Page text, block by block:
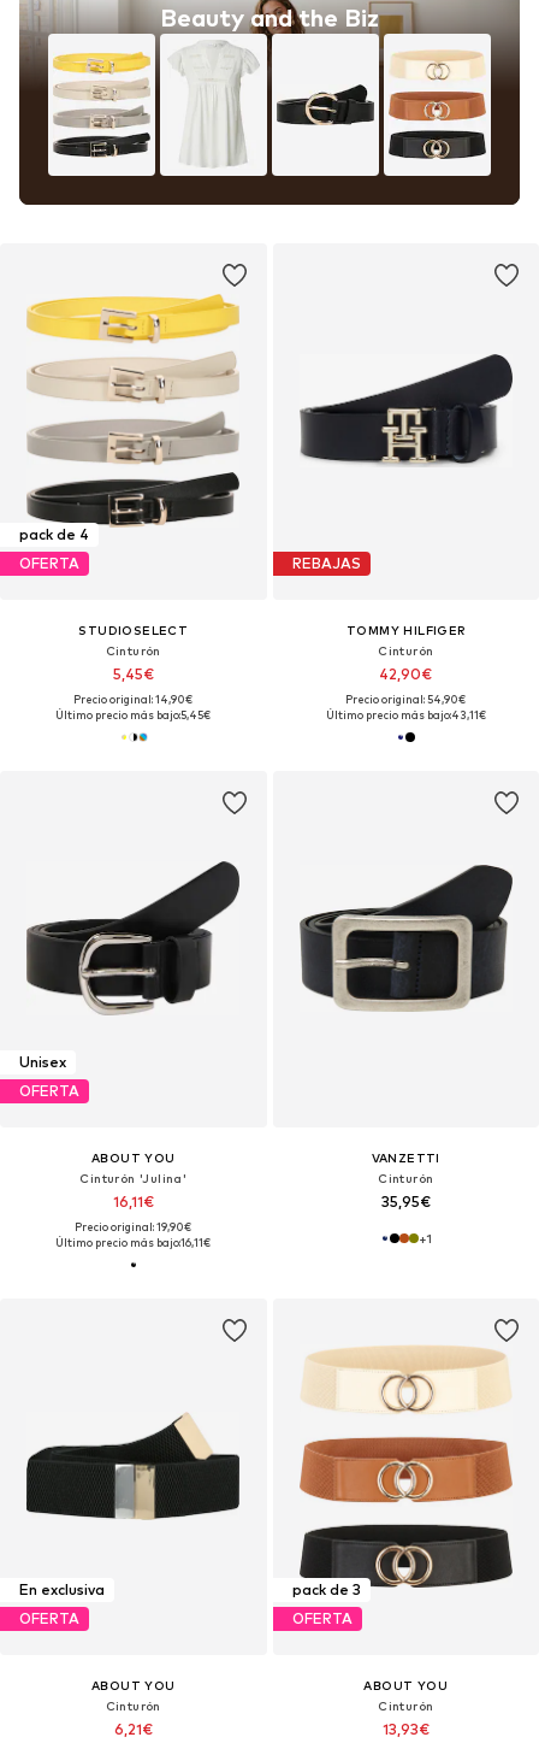
Beauty and the Biz
pack de 4
OFERTA
STUDIOSELECT
Cinturón
5,45€
Precio original: 14,90€
Último precio más bajo:5,45€
REBAJAS
TOMMY HILFIGER
Cinturón
42,90€
Precio original: 54,90€
Último precio más bajo:43,11€
Unisex
OFERTA
ABOUT YOU
Cinturón 'Julina'
16,11€
Precio original: 19,90€
Último precio más bajo:16,11€
VANZETTI
Cinturón
35,95€
+1
En exclusiva
OFERTA
ABOUT YOU
Cinturón
6,21€
pack de 3
OFERTA
ABOUT YOU
Cinturón
13,93€